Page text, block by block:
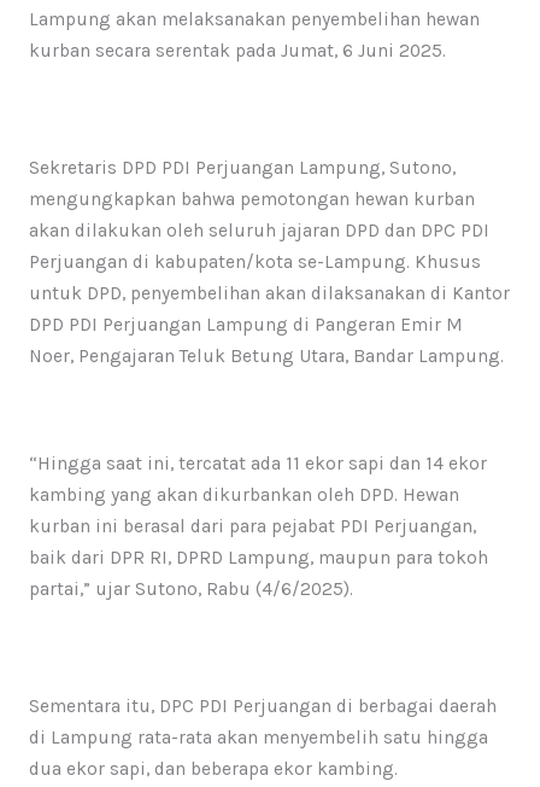
Lampung akan melaksanakan penyembelihan hewan
kurban secara serentak pada Jumat, 6 Juni 2025.
Sekretaris DPD PDI Perjuangan Lampung, Sutono,
mengungkapkan bahwa pemotongan hewan kurban
akan dilakukan oleh seluruh jajaran DPD dan DPC PDI
Perjuangan di kabupaten/kota se-Lampung. Khusus
untuk DPD, penyembelihan akan dilaksanakan di Kantor
DPD PDI Perjuangan Lampung di Pangeran Emir M
Noer, Pengajaran Teluk Betung Utara, Bandar Lampung.
“Hingga saat ini, tercatat ada 11 ekor sapi dan 14 ekor
kambing yang akan dikurbankan oleh DPD. Hewan
kurban ini berasal dari para pejabat PDI Perjuangan,
baik dari DPR RI, DPRD Lampung, maupun para tokoh
partai,” ujar Sutono, Rabu (4/6/2025).
Sementara itu, DPC PDI Perjuangan di berbagai daerah
di Lampung rata-rata akan menyembelih satu hingga
dua ekor sapi, dan beberapa ekor kambing.